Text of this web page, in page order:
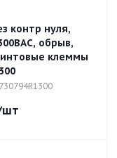
контр нуля,
обрыв,
клеммы